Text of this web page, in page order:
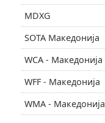
MDXG
SOTA Македонија
WCA - Македонија
WFF - Македонија
WMA - Македонија